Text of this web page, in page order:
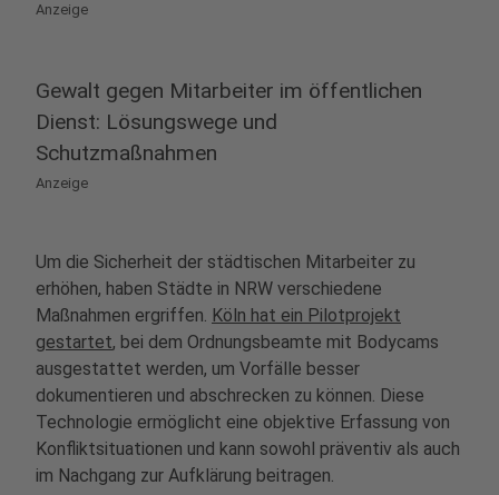
Anzeige
Gewalt gegen Mitarbeiter im öffentlichen
Dienst: Lösungswege und
Schutzmaßnahmen
Anzeige
Um die Sicherheit der städtischen Mitarbeiter zu
erhöhen, haben Städte in NRW verschiedene
Maßnahmen ergriffen. Köln hat ein Pilotprojekt
gestartet, bei dem Ordnungsbeamte mit Bodycams
ausgestattet werden, um Vorfälle besser
dokumentieren und abschrecken zu können. Diese
Technologie ermöglicht eine objektive Erfassung von
Konfliktsituationen und kann sowohl präventiv als auch
im Nachgang zur Aufklärung beitragen.